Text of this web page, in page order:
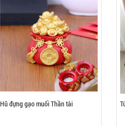
Hũ đựng gạo muối Thần tài